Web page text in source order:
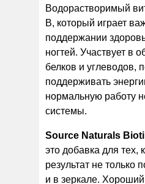
Водорастворимый
B, который играет
поддержании
ногтей. Участвует в
белков и углеводов,
поддерживать
нормальную работу
системы.
Source Naturals
это добавка для тех,
результат не только
и в зеркале.